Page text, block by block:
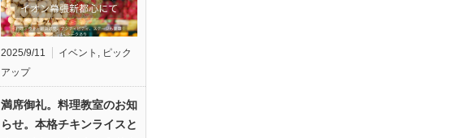
2025/9/11 イベント , ピック
アップ
満席御礼。料理教室のお知
らせ。本格チキンライスと